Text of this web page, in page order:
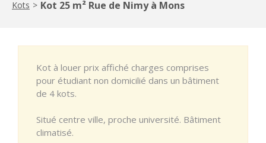
Kots > Kot 25 m² Rue de Nimy à Mons
Kot à louer prix affiché charges comprises
pour étudiant non domicilié dans un bâtiment
de 4 kots.
Situé centre ville, proche université. Bâtiment
climatisé.